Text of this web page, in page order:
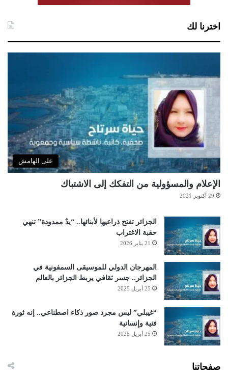
اخترنا لك
على الهامش
الإعلام والمسؤولية من التفكك إلى الاشتباك
29 أكتوبر 2021
الجزائر تفتح ذراعيها لأبنائها.. “يدٌ ممدودة” تنهي
حقبة الاغتراب
21 يناير 2026
المهرجان الدولي للموسيقى السمفونية في
الجزائر.. جسر ثقافي يربط الجزائر بالعالم
25 أبريل 2025
“غيبلي” ليس مجرد صور ذكاء اصطناعي.. إنه ثورة
فنية وإنسانية
25 أبريل 2025
صفحاتنا